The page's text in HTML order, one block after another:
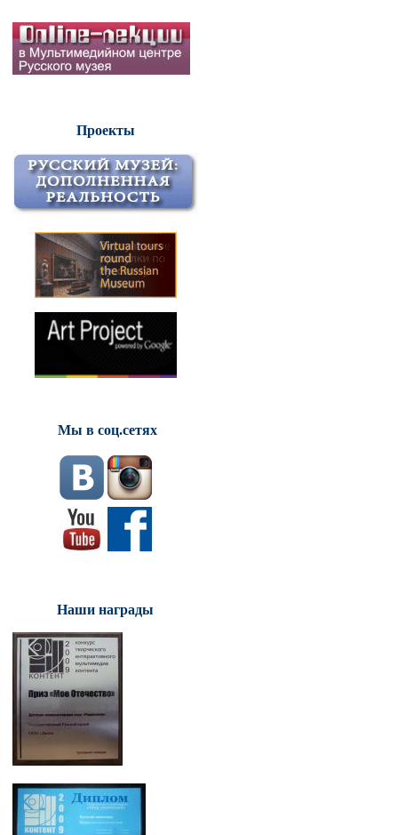
Проекты
Мы в соц.сетях
Наши награды